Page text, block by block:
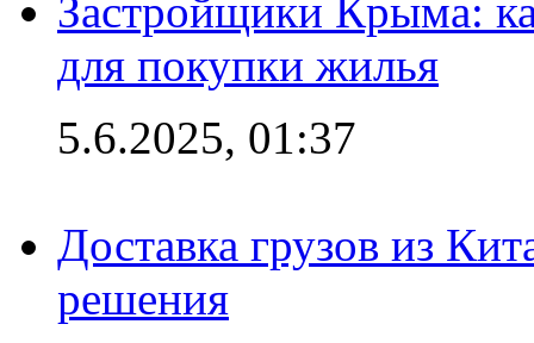
Застройщики Крыма:
для покупки жилья
5.6.2025, 01:37
Доставка грузов из
решения